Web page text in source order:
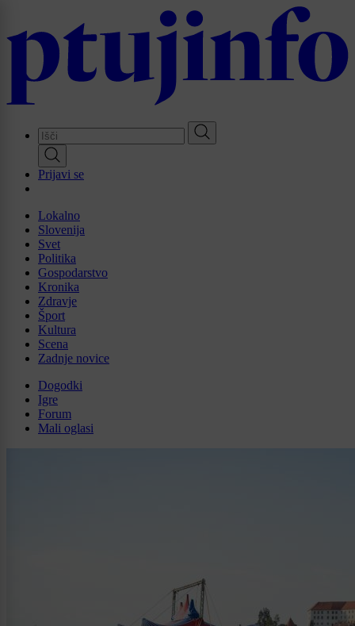
main
Prijavi se
Lokalno
Slovenija
Svet
Politika
Gospodarstvo
Kronika
Zdravje
Šport
Kultura
Scena
Zadnje novice
Dogodki
Igre
Forum
Mali oglasi